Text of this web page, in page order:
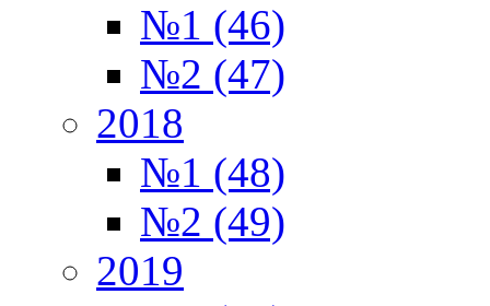
№1 (46)
№2 (47)
2018
№1 (48)
№2 (49)
2019